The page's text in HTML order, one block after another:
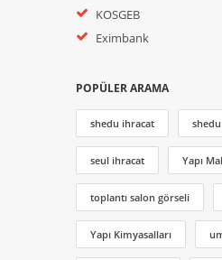
KOSGEB
Eximbank
POPÜLER ARAMA
shedu ihracat
seul ihracat Yapı
toplantı salon görseli
Yapı Kimyasalları